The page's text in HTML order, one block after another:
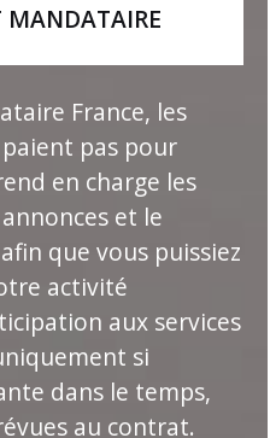
MANDATAIRE
France, les
pas pour
en charge les
et le
que vous puissiez
activité
aux services
si
dans le temps,
au contrat.